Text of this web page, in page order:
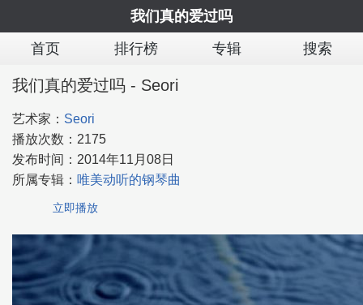
我们真的爱过吗
首页
排行榜 专辑 搜索
我们真的爱过吗 - Seori
艺术家： Seori
播放次数： 2175
发布时间： 2014年11月08日
所属专辑： 唯美动听的钢琴曲
立即播放